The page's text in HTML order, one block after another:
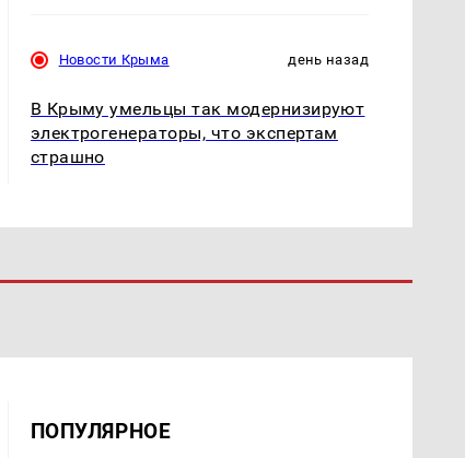
Новости Крыма день назад
В Крыму умельцы так модернизируют
электрогенераторы, что экспертам
страшно
ПОПУЛЯРНОЕ